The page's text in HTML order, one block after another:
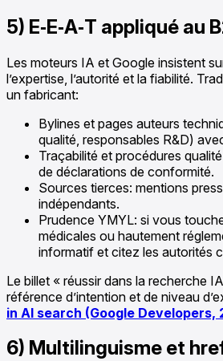
5) E‑E‑A‑T appliqué au
Les moteurs IA et Google insistent
l’expertise, l’autorité et la fiabilité.
un fabricant:
Bylines et pages auteurs
qualité, responsables R&D)
Traçabilité et procédures
de déclarations de conformité.
Sources tierces: mentions
indépendants.
Prudence YMYL: si vous
médicales ou hautement
informatif et citez les autorités
Le billet « réussir dans la recherche
référence d’intention et de niveau
in AI search (Google Developers,
6) Multilinguisme et